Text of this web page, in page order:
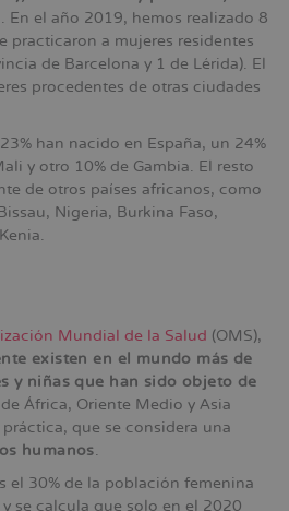
. En el año 2019, hemos realizado 8
practicaron a mujeres residentes
de Barcelona y 1 de Lérida). El
procedentes de otras ciudades
han nacido en España, un 24%
y otro 10% de Gambia. El resto
de otros países africanos, como
Nigeria, Burkina Faso,
Mundial de la Salud (OMS),
existen en el mundo más de
y niñas que han sido objeto de
África, Oriente Medio y Asia
que se considera una
humanos.
el 30% de la población femenina
se calcula que solo en el 2020